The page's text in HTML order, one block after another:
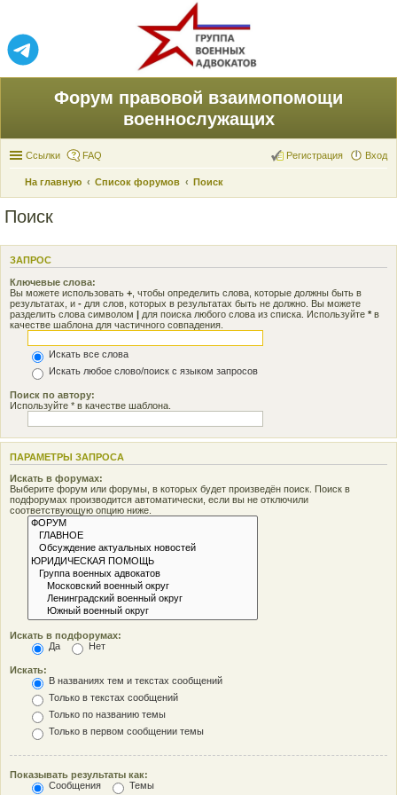
Форум правовой взаимопомощи
военнослужащих
Ссылки FAQ Вход
Регистрация
На главную Список форумов Поиск
Поиск
ЗАПРОС
Ключевые слова:
Вы можете использовать + , чтобы определить слова, которые должны быть в
результатах, и - для слов, которых в результатах быть не должно. Вы можете
разделить слова символом | для поиска любого слова из списка. Используйте * в
качестве шаблона для частичного совпадения.
Искать все слова
Искать любое слово/поиск с языком запросов
Поиск по автору:
Используйте * в качестве шаблона.
ПАРАМЕТРЫ ЗАПРОСА
Искать в форумах:
Выберите форум или форумы, в которых будет произведён поиск. Поиск в
подфорумах производится автоматически, если вы не отключили
соответствующую опцию ниже.
Искать в подфорумах:
Да
Нет
Искать:
В названиях тем и текстах сообщений
Только в текстах сообщений
Только по названию темы
Только в первом сообщении темы
Показывать результаты как:
Сообщения
Темы